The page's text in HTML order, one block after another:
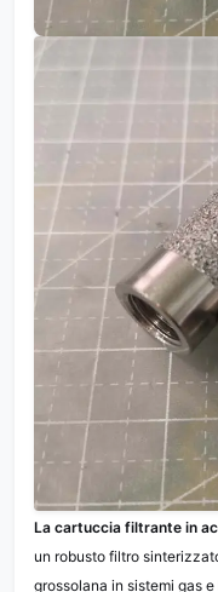
La cartuccia filtrante in
un robusto filtro
grossolana in sistemi gas